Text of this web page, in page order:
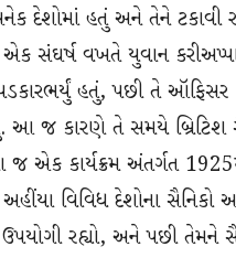
દેશોમાં હતું અને તેને
વખતે યુવાન કરીઅપ્પા
હતું, પછી તે ઑફિસર
આ જ કારણે તે સમયે બ્રિટિશ
એક કાર્યક્રમ અંતર્ગત
વિવિધ દેશોના સૈનિકો
ઉપયોગી રહ્યો, અને પછી તેમને